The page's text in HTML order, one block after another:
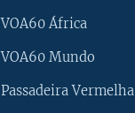
VOA60 África
VOA60 Mundo
Passadeira Vermelha